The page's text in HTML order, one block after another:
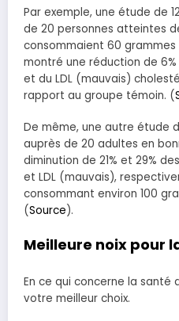
Par exemple, une étude de
de 20 personnes atteintes
consommaient 60 grammes
montré une réduction de
et du LDL (mauvais)
rapport au groupe témoin. (
De même, une autre étude
auprès de 20 adultes en
diminution de 21% et 29%
et LDL (mauvais),
consommant environ 100
(Source).
Meilleure noix pour
En ce qui concerne la santé
votre meilleur choix.